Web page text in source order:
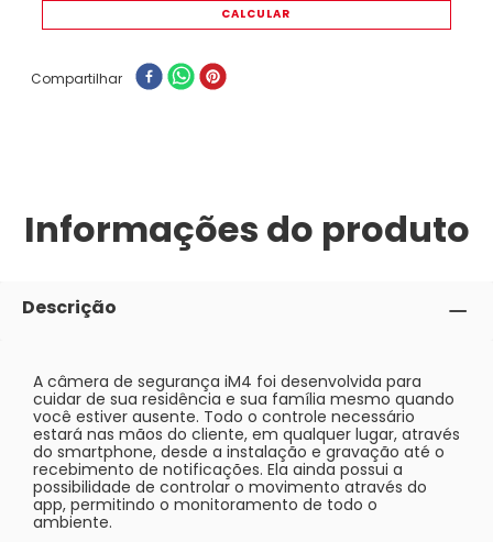
Compartilhar
Informações do produto
Descrição
A câmera de segurança iM4 foi desenvolvida para
cuidar de sua residência e sua família mesmo quando
você estiver ausente. Todo o controle necessário
estará nas mãos do cliente, em qualquer lugar, através
do smartphone, desde a instalação e gravação até o
recebimento de notificações. Ela ainda possui a
possibilidade de controlar o movimento através do
app, permitindo o monitoramento de todo o
ambiente.